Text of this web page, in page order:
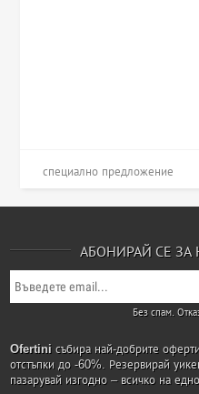
специално предложение
АБОНИРАЙ СЕ
Без спам.
Ofertini събира най-добрите
отстъпки до -60%. Резервирай
пазарувай изгодно – всичко на